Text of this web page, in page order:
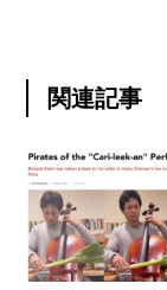
関連記事